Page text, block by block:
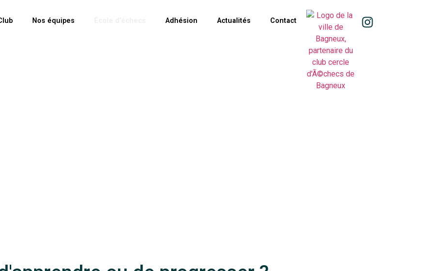
Nos équipes Adhésion Actualités Contact